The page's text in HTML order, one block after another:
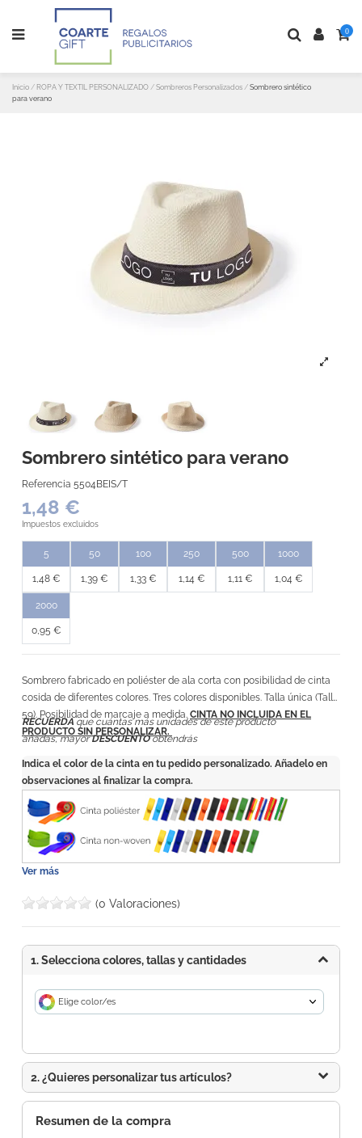
0
Inicio ROPA Y TEXTIL PERSONALIZADO Sombreros Personalizados
Sombrero sintético
para verano
Sombrero sintético para verano
Referencia 5504BEIS/T
1,48 €
Impuestos excluidos
5
1,48 €
50
1,39 €
100
1,33 €
250
1,14 €
500
1,11 €
1000
1,04 €
2000
0,95 €
Sombrero fabricado en poliéster de ala corta con posibilidad de cinta
cosida de diferentes colores. Tres colores disponibles. Talla única (Talla
59). Posibilidad de marcaje a medida. CINTA NO INCLUIDA EN EL
PRODUCTO SIN PERSONALIZAR.
RECUERDA que cuántas más unidades de este producto
añadas, mayorDESCUENTOobtendrás
Indica el color de la cinta en tu pedido personalizado. Añadelo en
observaciones al finalizar la compra.
Ver más
(0 Valoraciones)
1. Selecciona colores, tallas y cantidades
Elige color/es
2. ¿Quieres personalizar tus artículos?
Resumen de la compra